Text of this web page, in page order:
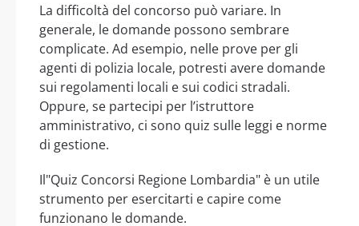
La difficoltà del concorso può variare. In
generale, le domande possono sembrare
complicate. Ad esempio, nelle prove per gli
agenti di polizia locale, potresti avere domande
sui regolamenti locali e sui codici stradali.
Oppure, se partecipi per l’istruttore
amministrativo, ci sono quiz sulle leggi e norme
di gestione.
Il"Quiz Concorsi Regione Lombardia" è un utile
strumento per esercitarti e capire come
funzionano le domande.